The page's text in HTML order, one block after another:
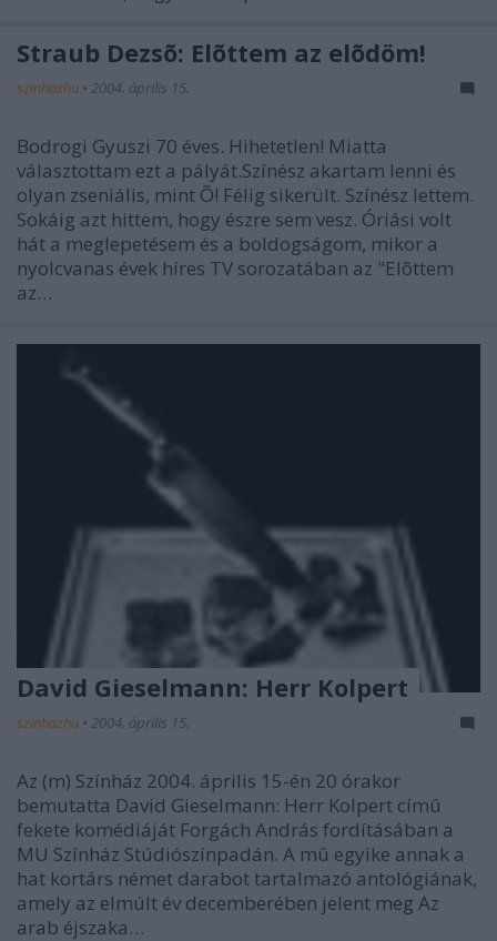
Straub Dezsõ: Elõttem az elõdöm!
szinhazhu • 2004. április 15.
Bodrogi Gyuszi 70 éves. Hihetetlen! Miatta
választottam ezt a pályát.Színész akartam lenni és
olyan zseniális, mint Õ! Félig sikerült. Színész lettem.
Sokáig azt hittem, hogy észre sem vesz. Óriási volt
hát a meglepetésem és a boldogságom, mikor a
nyolcvanas évek híres TV sorozatában az "Elõttem
az…
David Gieselmann: Herr Kolpert
szinhazhu • 2004. április 15.
Az (m) Színház 2004. április 15-én 20 órakor
bemutatta David Gieselmann: Herr Kolpert címû
fekete komédiáját Forgách András fordításában a
MU Színház Stúdiószínpadán. A mû egyike annak a
hat kortárs német darabot tartalmazó antológiának,
amely az elmúlt év decemberében jelent meg Az
arab éjszaka…